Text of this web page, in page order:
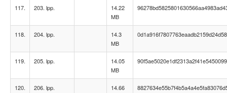
117. 203. lpp.
14.22
MB
118. 204. lpp.
14.3
MB
119. 205. lpp.
14.05
MB
120. 206. lpp.
14.66